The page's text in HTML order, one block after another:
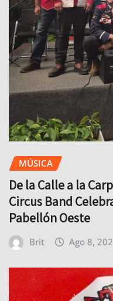
MÚSICA
De la Calle a la
Circus Band
Pabellón Oeste
Brit Ago 8,